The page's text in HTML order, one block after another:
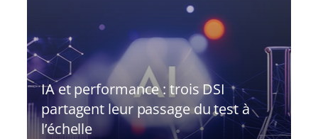
IA et performance : trois DSI
partagent leur passage du test à
l’échelle